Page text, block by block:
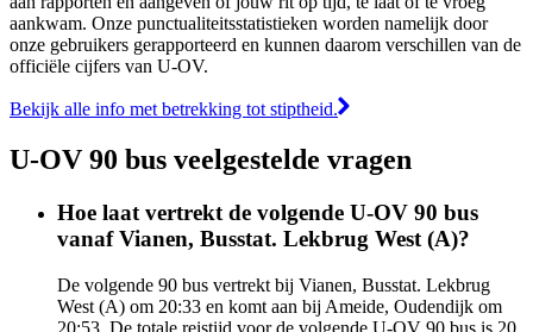
aankwam. Onze punctualiteitsstatistieken worden namelijk door
onze gebruikers gerapporteerd en kunnen daarom verschillen van de
officiële cijfers van U-OV.
Bekijk alle info met betrekking tot stiptheid.
U-OV 90 bus veelgestelde vragen
Hoe laat vertrekt de volgende U-OV 90 bus
vanaf Vianen, Busstat. Lekbrug West (A)?
De volgende 90 bus vertrekt bij Vianen, Busstat. Lekbrug
West (A) om 20:33 en komt aan bij Ameide, Oudendijk om
20:53. De totale reistijd voor de volgende U-OV 90 bus is 20.